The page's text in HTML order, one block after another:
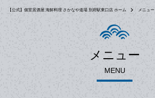
【公式】個室居酒屋 海鮮料理 さかなや道場 別府駅東口店 ホーム メニュー
メニュー
MENU